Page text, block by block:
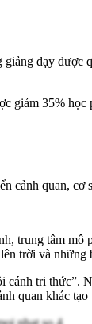
dạy
giảm 35% học
quan,
trung tâm
trời và
tri thức”.
quan khác